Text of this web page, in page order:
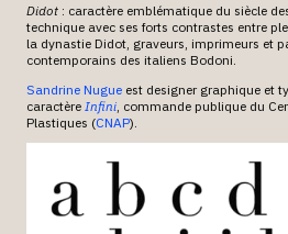
Didot: caractère emblématique du siècle
technique avec ses forts contrastes entre
la dynastie Didot, graveurs, imprimeurs et
contemporains des italiens Bodoni.
Sandrine Nugueest designer graphique et
caractère Infini, commande publique du
Plastiques (CNAP).